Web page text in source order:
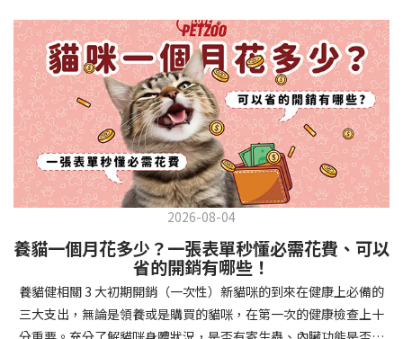
時立即獎勵。另外要處理的常見問題包括咬人、啃咬家具和亂叫。
每當出現不當行為，給予適當替代品（如咬玩具代替咬手），並在
幼犬選擇正確行為時獎勵，這比責罵更有效。社交化訓練 兩個月大
的幼犬正處於社會化黃金期，這階段的經驗將深刻影響未來性格。
安排幼犬接觸不同人類（包括兒童、戴眼鏡的人、使用拐杖的人
等）、各種動物、交通工具和環境聲音。起初保持在安全、受控的
情境中，逐漸增加複雜度。每次正面社交體驗後給予獎勵，建立幼
犬對新事物的積極態度。進階技巧強化 基礎訓練穩固後，可以進入
更複雜的技巧訓練。這包括遠距離控制、不同干擾下的指令遵從、
多步驟動作等。使用延遲獎勵技巧，讓幼犬學會即使沒有立即獎勵
也能保持良好行為。引入不同環境中的訓練，如公園、寵物店等，
幫助幼犬在各種情境下都能聽從指令。維持良好習慣 成功的訓練不
是一次性的，而是需要持續維護。即使幼犬已經掌握所有技能，也
要定期複習，防止行為退化。將訓練融入日常生活，如出門前的
下降，表示身體狀況不佳，應儘快就醫！📌 貓咪拉肚子判斷步驟5：
檢查是否需要帶去看獸醫 如果拉肚子 1~2 次但精神好、食慾正常，
可以先觀察，如果腹瀉超過 48 小時或水狀腹瀉 + 嗜睡、食慾下降、
嘔吐 應立即就醫。 透過這 5 個步驟，你可以快速判斷貓咪拉肚子的
原因與嚴重程度，確保毛孩的腸胃健康！如果不確定情況，還是建
議讓獸醫檢查，才能安心哦！🐾💖4種高風險群貓咪拉肚子要小心高
風險貓咪包含：幼貓、老貓、懷孕貓、有慢性疾病貓，這些貓咪在
身體狀況出現警訊時要特別注意，如拉肚子次數超過2次以上，就建
議直接尋求獸醫協助。2要訣判斷貓咪拉肚子要不要看醫生 高風險貓
的貓咪，如拉肚子超過2-3天，建議直接尋求獸醫師協助。並記得提
供觀察紀錄給予獸醫師進行專業判斷。貓咪拉肚子但精神很好？如
果飼主有發現貓咪拉肚子的情形，但貓咪的精神很好。有可能與飲
食方便相關，回想是否進食新的食物，或是正進行飼料更換的過
兩全其美！貓咪掉毛原因1. 皮膚問題貓咪皮膚問題是造成掉毛的常
見兇手！皮膚發炎、感染或是長期搔癢，都會讓貓咪的毛髮失去健
康光澤並大量脫落。常見的皮膚問題包括皮膚黴菌、細菌感染、疥
癬蟲等寄生蟲，甚至是皮膚過度乾燥。如果發現貓咪皮膚有紅腫、
結痂、脫屑或異常氣味，同時伴隨掉毛，建議盡快帶牠看獸醫哦！
貓咪掉毛原因2. 過敏誰說只有人類會過敏？貓咪也會！貓咪可能對
環境中的塵蟎、花粉、清潔劑，甚至是食物中的某些成分產生過敏
反應。過敏症狀不只是打噴嚏、流眼淚，還會引起皮膚搔癢和掉毛
問題。特別是食物過敏，更是常被忽略的掉毛元兇！如果貓咪經常
抓癢或舔舐特定部位，同時伴隨掉毛，很可能是過敏在作怪呢！貓
咪掉毛原因3. 營養不足貓咪的毛髮健康與營養息息相關！當貓咪飲
食中缺乏必要的蛋白質、脂肪酸（尤其是Omega-3和Omega-
6）、維生素或礦物質時，毛髮就會變得乾燥、脆弱，容易斷裂脫
落。長期餵食低品質或不均衡的貓糧，可能使貓咪營養不良，進而
2026-08-04
養貓一個月花多少？一張表單秒懂必需花費、可以
省的開銷有哪些！
養貓健相關 3 大初期開銷（一次性）新貓咪的到來在健康上必備的
三大支出，無論是領養或是購買的貓咪，在第一次的健康檢查上十